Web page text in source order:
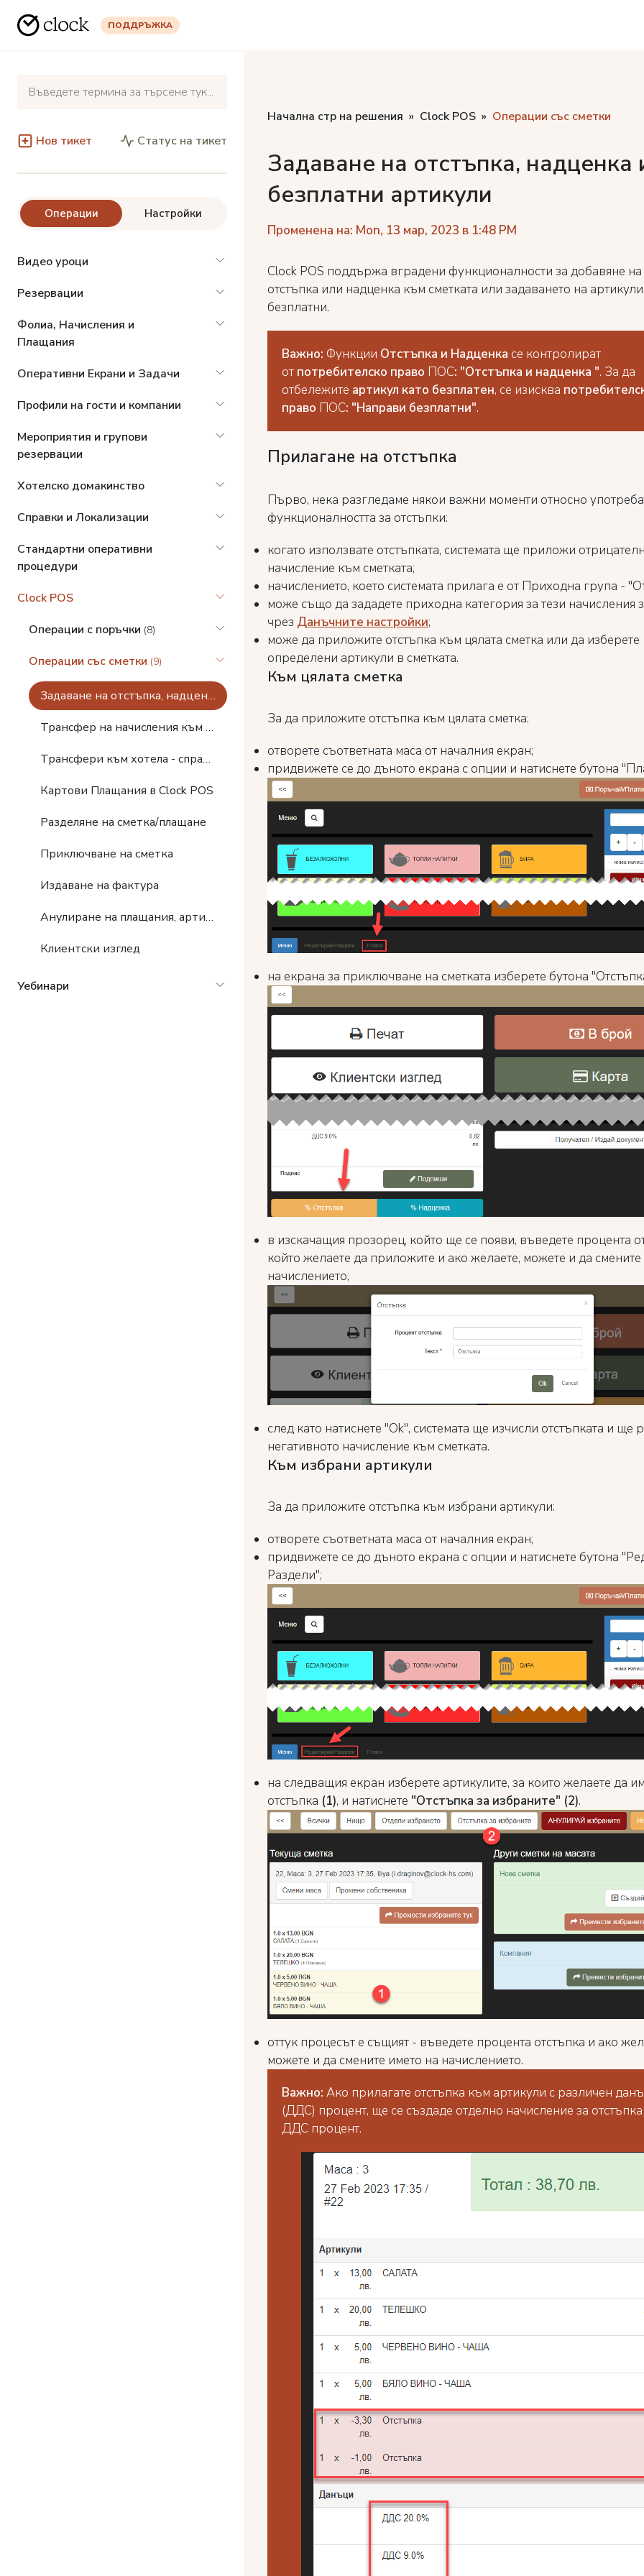
ПОДДРЪЖКА
Нов тикет Статус на тикет
Операции Настройки
Видео уроци
Резервации
Фолиа, Начисления и
Плащания
Оперативни Екрани и Задачи
Профили на гости и компании
Мероприятия и групови
резервации
Хотелско домакинство
Справки и Локализации
Стандартни оперативни
процедури
Clock POS
Операции с поръчки (8)
Операции със сметки (9)
Задаване на отстъпка, надценка и безплатни артикули
Трансфер на начисления към Clock PMS+
Трансфери към хотела - справки
Картови Плащания в Clock POS
Разделяне на сметка/плащане
Приключване на сметка
Издаване на фактура
Анулиране на плащания, артикули и сметки
Клиентски изглед
Уебинари
Начална стр на решения Clock POS Операции със сметки
Задаване на отстъпка, надценка
безплатни артикули
Променена на: Mon, 13 мар, 2023 в 1:48 PM
Clock POS поддържа вградени функционалности за добавяне
отстъпка или надценка към сметката или задаването на
безплатни.
Важно: Функции Отстъпка и Надценка се контролират
от потребителско право ПОС: "Отстъпка и надценка ". За да
отбележите артикул като безплатен, се изисква
право ПОС: "Направи безплатни".
Прилагане на отстъпка
Първо, нека разгледаме някои важни моменти относно
функционалността за отстъпки:
когато използвате отстъпката, системата ще приложи
начисление към сметката;
начислението, което системата прилага е от Приходна група -
може също да зададете приходна категория за тези начисления
чрез Данъчните настройки;
може да приложите отстъпка към цялата сметка или да изберете
определени артикули в сметката.
Към цялата сметка
За да приложите отстъпка към цялата сметка:
отворете съответната маса от началния екран;
придвижете се до дъното екрана с опции и натиснете бутона
на екрана за приключване на сметката изберете бутона
в изскачащия прозорец, който ще се появи, въведете процента
който желаете да приложите и ако желаете, можете и да
начислението;
след като натиснете "Ok", системата ще изчисли отстъпката и ще
негативното начисление към сметката.
Към избрани артикули
За да приложите отстъпка към избрани артикули:
отворете съответната маса от началния екран;
придвижете се до дъното екрана с опции и натиснете бутона
Раздели";
на следващия екран изберете артикулите, за които желаете да
отстъпка (1), и натиснете "Отстъпка за избраните" (2).
оттук процесът е същият - въведете процента отстъпка и ако
можете и да смените името на начислението.
Важно: Ако прилагате отстъпка към артикули с различен
(ДДС) процент, ще се създаде отделно начисление за
ДДС процент.